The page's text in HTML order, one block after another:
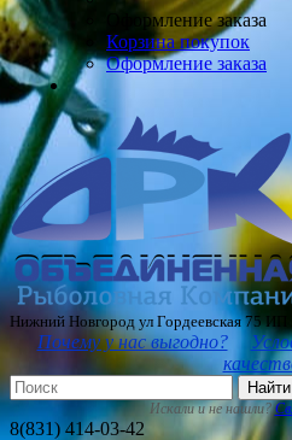
Оформление заказа
Корзина покупок
Оформление заказа
Нижний Новгород ул Гордеевская 75 ИП
Почему у нас выгодно?
Найти
Искали и не нашли?
8(831) 414-03-42